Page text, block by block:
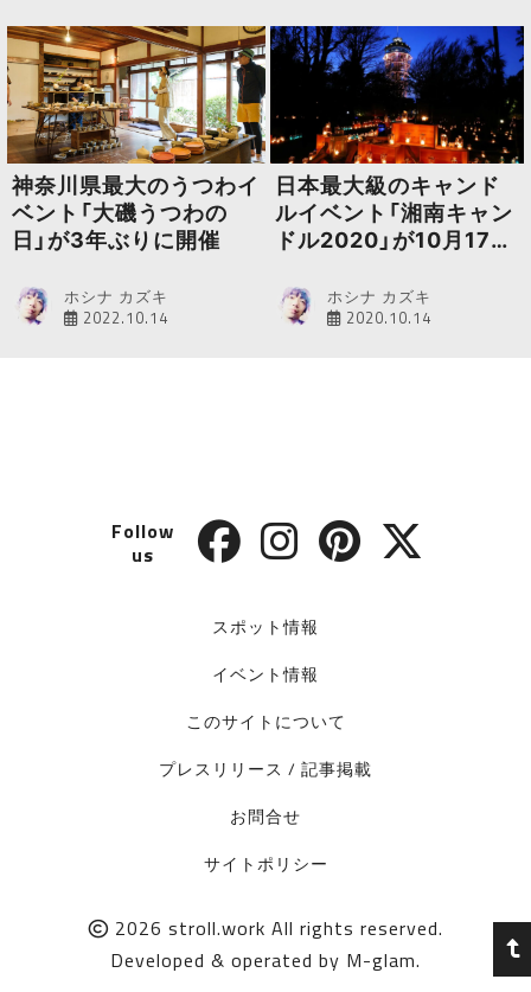
神奈川県最大のうつわイ
ベント「大磯うつわの
日」が3年ぶりに開催
ホシナ カズキ
2022.10.14
日本最大級のキャンド
ルイベント「湘南キャン
ドル2020」が10月17日
ホシナ カズキ
2020.10.14
Follow
us
スポット情報
イベント情報
このサイトについて
プレスリリース / 記事掲載
お問合せ
サイトポリシー
2026 stroll.work All rights reserved.
Developed & operated by M-glam.